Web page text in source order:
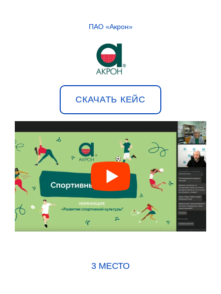
ПАО «Акрон»
СКАЧАТЬ КЕЙС
3 МЕСТО